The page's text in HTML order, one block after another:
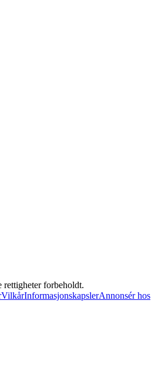
forbeholdt.
VilkårInformasjonskapslerAnnonsér hos